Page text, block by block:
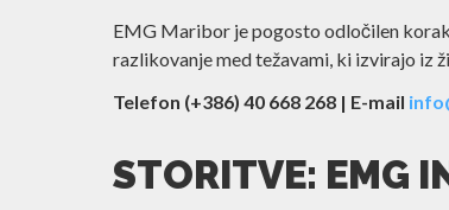
EMG Maribor je pogosto odločilen
razlikovanje med težavami, ki izvirajo iz
Telefon (+386) 40 668 268 | E-mail
STORITVE: EMG